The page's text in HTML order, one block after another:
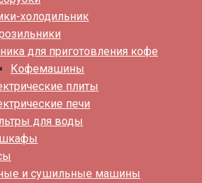
холодильник
для приготовления кофе
Кофемашины
плиты
печи
для воды
и сушильные машины